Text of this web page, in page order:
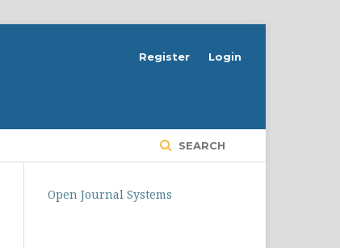
SEARCH
Register Login
Open Journal Systems